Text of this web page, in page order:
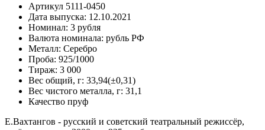
Артикул 5111-0450
Дата выпуска: 12.10.2021
Номинал: 3 рубля
Валюта номинала: рубль РФ
Металл: Серебро
Проба: 925/1000
Тираж: 3 000
Вес общий, г: 33,94(±0,31)
Вес чистого металла, г: 31,1
Качество пруф
Е.Вахтангов - русский и советский театральный режиссёр,